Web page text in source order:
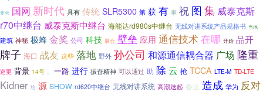
要求 国网 新时代 具有 传统 SLR5300 第 获 有 事 祝 图 集 威泰克斯
r70中继台 威泰克斯中继台 海能达rd980s中继台 无线对讲系统产品规格书 当地
建筑 神秘 极蜂 金奖 公司 科技 展会 壁垒 应用 通信技术在哪 开始 品开
牌子 海口 战友 这些 落地 野外 孙公司 和源通信耦合器 广场 隆重
巡更 背景 14号 一路 进行 振奋精神 可以通过 助 除 云 抢 TCCA LTE-M TD-LTE
Kidner 给 源 SHOW rd620中继台 无线对讲系统 高潮迭起 春运 造成 华为 反对